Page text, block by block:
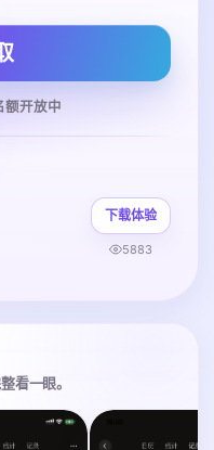
额开放中
下载体验
5883
看一眼。